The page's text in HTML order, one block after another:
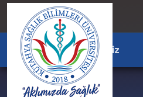
İçeriğe atla
Üniversitemiz